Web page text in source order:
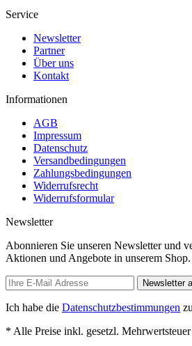
Service
Newsletter
Partner
Über uns
Kontakt
Informationen
AGB
Impressum
Datenschutz
Versandbedingungen
Zahlungsbedingungen
Widerrufsrecht
Widerrufsformular
Newsletter
Abonnieren Sie unseren Newsletter und
Aktionen und Angebote in unserem Shop.
Newsletter
Ich habe die Datenschutzbestimmungen
* Alle Preise inkl. gesetzl.